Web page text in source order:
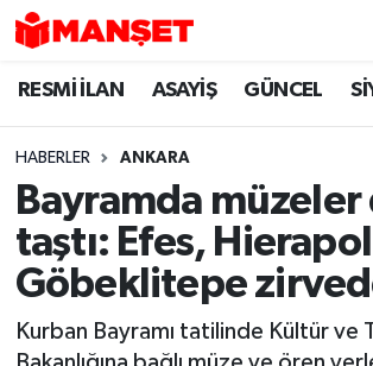
RESMİ İLAN ASAYİŞ GÜNCEL
HABERLER ANKARA
Bayramda
taştı: Efes,
Göbeklitepe
Kurban Bayramı tatilinde Kültür ve
Hava Durumu
Trafik Durumu
Süper Lig Puan Durumu ve
Tüm Manşetler
Son Dakika Haberleri